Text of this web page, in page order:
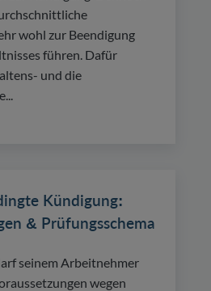
wohl zur Beendigung
führen. Dafür
und die
Kündigung:
& Prüfungsschema
seinem Arbeitnehmer
wegen